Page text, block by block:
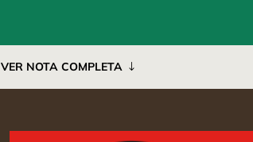
VER NOTA COMPLETA